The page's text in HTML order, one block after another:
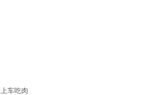
车吃肉